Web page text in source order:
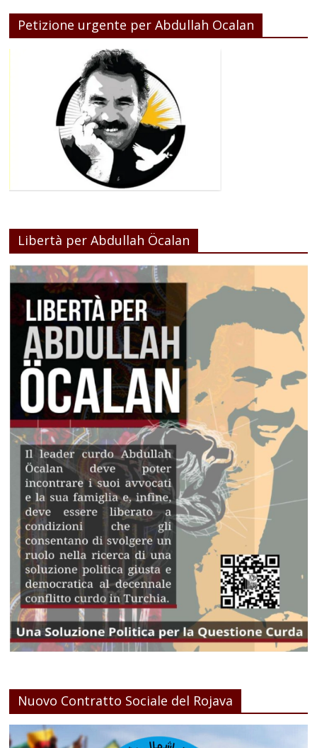
Petizione urgente per Abdullah Ocalan
Libertà per Abdullah Öcalan
Nuovo Contratto Sociale del Rojava